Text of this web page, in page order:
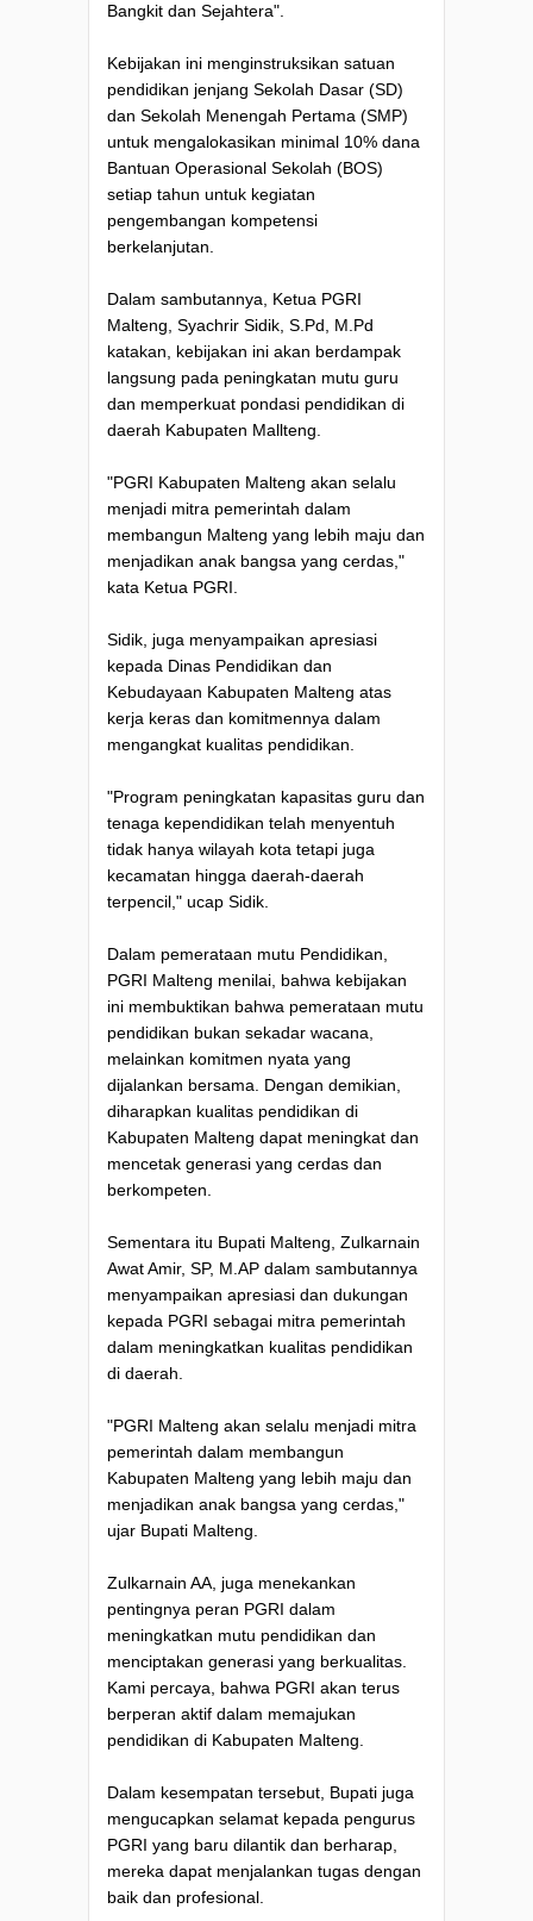
Bangkit dan Sejahtera".
Kebijakan ini menginstruksikan satuan
pendidikan jenjang Sekolah Dasar (SD)
dan Sekolah Menengah Pertama (SMP)
untuk mengalokasikan minimal 10% dana
Bantuan Operasional Sekolah (BOS)
setiap tahun untuk kegiatan
pengembangan kompetensi
berkelanjutan.
Dalam sambutannya, Ketua PGRI
Malteng, Syachrir Sidik, S.Pd, M.Pd
katakan, kebijakan ini akan berdampak
langsung pada peningkatan mutu guru
dan memperkuat pondasi pendidikan di
daerah Kabupaten Mallteng.
"PGRI Kabupaten Malteng akan selalu
menjadi mitra pemerintah dalam
membangun Malteng yang lebih maju dan
menjadikan anak bangsa yang cerdas,"
kata Ketua PGRI.
Sidik, juga menyampaikan apresiasi
kepada Dinas Pendidikan dan
Kebudayaan Kabupaten Malteng atas
kerja keras dan komitmennya dalam
mengangkat kualitas pendidikan.
"Program peningkatan kapasitas guru dan
tenaga kependidikan telah menyentuh
tidak hanya wilayah kota tetapi juga
kecamatan hingga daerah-daerah
terpencil," ucap Sidik.
Dalam pemerataan mutu Pendidikan,
PGRI Malteng menilai, bahwa kebijakan
ini membuktikan bahwa pemerataan mutu
pendidikan bukan sekadar wacana,
melainkan komitmen nyata yang
dijalankan bersama. Dengan demikian,
diharapkan kualitas pendidikan di
Kabupaten Malteng dapat meningkat dan
mencetak generasi yang cerdas dan
berkompeten.
Sementara itu Bupati Malteng, Zulkarnain
Awat Amir, SP, M.AP dalam sambutannya
menyampaikan apresiasi dan dukungan
kepada PGRI sebagai mitra pemerintah
dalam meningkatkan kualitas pendidikan
di daerah.
"PGRI Malteng akan selalu menjadi mitra
pemerintah dalam membangun
Kabupaten Malteng yang lebih maju dan
menjadikan anak bangsa yang cerdas,"
ujar Bupati Malteng.
Zulkarnain AA, juga menekankan
pentingnya peran PGRI dalam
meningkatkan mutu pendidikan dan
menciptakan generasi yang berkualitas.
Kami percaya, bahwa PGRI akan terus
berperan aktif dalam memajukan
pendidikan di Kabupaten Malteng.
Dalam kesempatan tersebut, Bupati juga
mengucapkan selamat kepada pengurus
PGRI yang baru dilantik dan berharap,
mereka dapat menjalankan tugas dengan
baik dan profesional.